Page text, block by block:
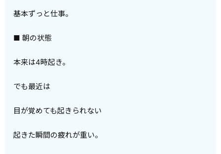
基本ずっと仕事。
■ 朝の状態
本来は4時起き。
でも最近は
目が覚めても起きられない
起きた瞬間の疲れが重い。